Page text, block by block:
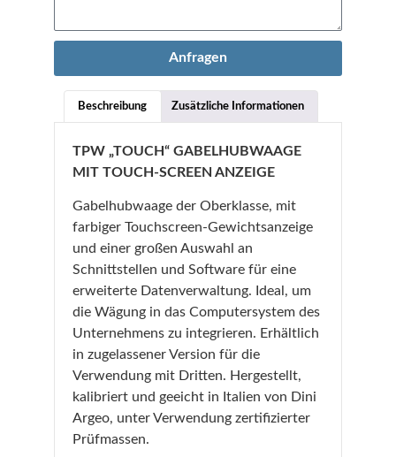
Beschreibung Zusätzliche Informationen
TPW „TOUCH“ GABELHUBWAAGE
MIT TOUCH-SCREEN ANZEIGE
Gabelhubwaage der Oberklasse, mit
farbiger Touchscreen-Gewichtsanzeige
und einer großen Auswahl an
Schnittstellen und Software für eine
erweiterte Datenverwaltung. Ideal, um
die Wägung in das Computersystem des
Unternehmens zu integrieren. Erhältlich
in zugelassener Version für die
Verwendung mit Dritten. Hergestellt,
kalibriert und geeicht in Italien von Dini
Argeo, unter Verwendung zertifizierter
Prüfmassen.
Anfragen